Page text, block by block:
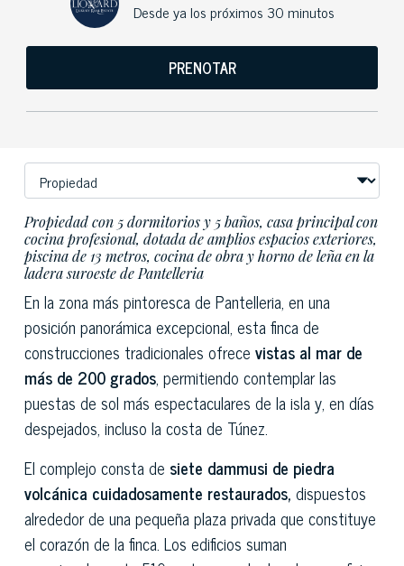
Desde ya los próximos 30 minutos
PRENOTAR
Propiedad con 5 dormitorios y 5 baños, casa principal con
cocina profesional, dotada de amplios espacios exteriores,
piscina de 13 metros, cocina de obra y horno de leña en la
ladera suroeste de Pantelleria
En la zona más pintoresca de Pantelleria, en una
posición panorámica excepcional, esta finca de
construcciones tradicionales ofrece vistas al mar de
más de 200 grados, permitiendo contemplar las
puestas de sol más espectaculares de la isla y, en días
despejados, incluso la costa de Túnez.
El complejo consta de siete dammusi de piedra
volcánica cuidadosamente restaurados, dispuestos
alrededor de una pequeña plaza privada que constituye
el corazón de la finca. Los edificios suman